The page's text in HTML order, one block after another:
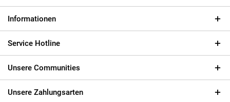
Informationen
Service Hotline
Unsere Communities
Unsere Zahlungsarten